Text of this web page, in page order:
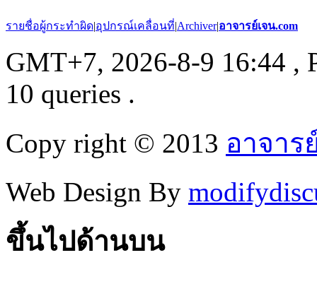
รายชื่อผู้กระทำผิด|อุปกรณ์เคลื่อนที่|Archiver|อาจารย์เจน.com
GMT+7, 2026-8-9 16:44 ,
10 queries .
Copy right © 2013 อาจาร
Web Design By
ขึ้นไปด้านบน